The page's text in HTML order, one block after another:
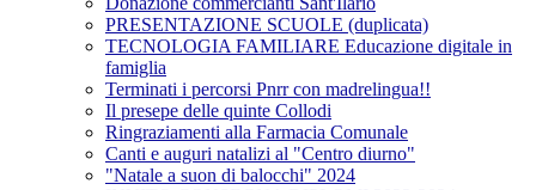
PRESENTAZIONE SCUOLE (duplicata)
TECNOLOGIA FAMILIARE Educazione digitale in
famiglia
Terminati i percorsi Pnrr con madrelingua!!
Il presepe delle quinte Collodi
Ringraziamenti alla Farmacia Comunale
Canti e auguri natalizi al "Centro diurno"
"Natale a suon di balocchi" 2024